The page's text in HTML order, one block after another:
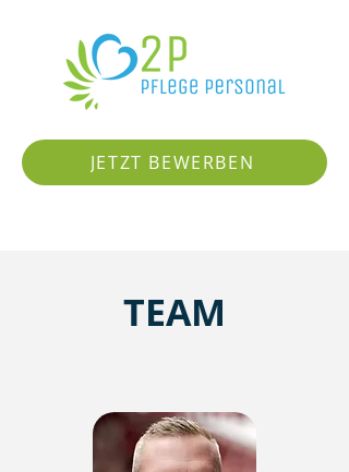
JETZT BEWERBEN
TEAM